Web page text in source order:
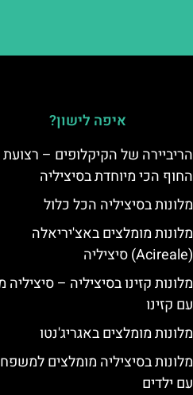
איפה לישון?
הריביירה של הקיקלופים – רצועת
החוף הכי מיוחדת בסיציליה
מלונות בסיציליה הכל כלול
מלונות מומלצים באצ'יריאלה
(Acireale) סיציליה
מלונות קזינו בסיציליה – סיציליה
עם קזינו
מלונות מומלצים באגריג'נטו
מלונות בסיציליה מומלצים
עם ילדים